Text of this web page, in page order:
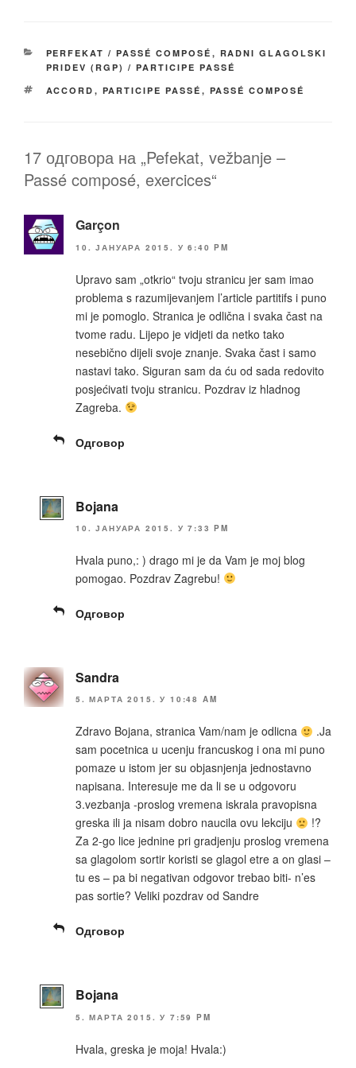
e
b
o
k
er y
Li
n
e
КАТЕГОРИЈЕ
PERFEKAT / PASSÉ COMPOSÉ , RADNI GLAGOLSKI
PRIDEV (RGP) / PARTICIPE PASSÉ
ОЗНАКЕ
ACCORD , PARTICIPE PASSÉ , PASSÉ COMPOSÉ
17 одговора на „Pefekat, vežbanje –
Passé composé, exercices“
Garçon
10. ЈАНУАРА 2015. У 6:40 PM
Upravo sam „otkrio“ tvoju stranicu jer sam imao
problema s razumijevanjem l’article partitifs i puno
mi je pomoglo. Stranica je odlična i svaka čast na
tvome radu. Lijepo je vidjeti da netko tako
nesebično dijeli svoje znanje. Svaka čast i samo
nastavi tako. Siguran sam da ću od sada redovito
posjećivati tvoju stranicu. Pozdrav iz hladnog
Zagreba.
Одговор
Bojana
10. ЈАНУАРА 2015. У 7:33 PM
Hvala puno,: ) drago mi je da Vam je moj blog
pomogao. Pozdrav Zagrebu!
Одговор
Sandra
5. МАРТА 2015. У 10:48 AM
Zdravo Bojana, stranica Vam/nam je odlicna
.Ja
sam pocetnica u ucenju francuskog i ona mi puno
pomaze u istom jer su objasnjenja jednostavno
napisana. Interesuje me da li se u odgovoru
3.vezbanja -proslog vremena iskrala pravopisna
greska ili ja nisam dobro naucila ovu lekciju
!?
Za 2-go lice jednine pri gradjenju proslog vremena
sa glagolom sortir koristi se glagol etre a on glasi –
tu es – pa bi negativan odgovor trebao biti- n’es
pas sortie? Veliki pozdrav od Sandre
Одговор
Bojana
5. МАРТА 2015. У 7:59 PM
Hvala, greska je moja! Hvala:)